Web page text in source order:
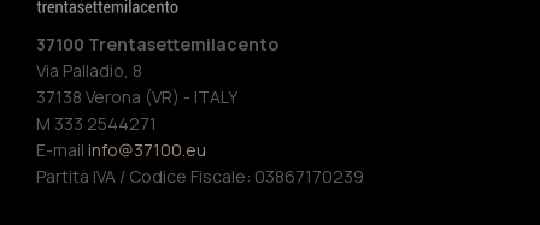
37100 Trentasettemilacento
Via Palladio, 8
37138 Verona (VR) - ITALY
M 333 2544271
E-mail info@37100.eu
Partita IVA / Codice Fiscale: 03867170239